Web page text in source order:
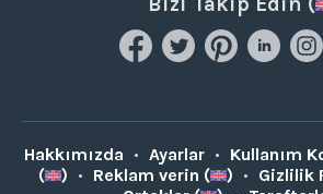
Hakkımızda • Ayarlar • Kullanım
(
) • Reklam verin ( ) • Gizlilik